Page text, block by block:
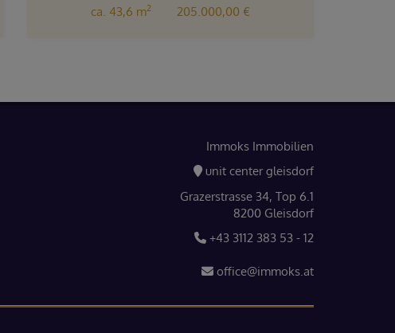
ca. 43,6 m2
205.000,00 €
Immoks Immobilien
unit center gleisdorf
Grazerstrasse 34, Top 6.1
8200 Gleisdorf
+43 3112 383 53 - 12
office@immoks.at